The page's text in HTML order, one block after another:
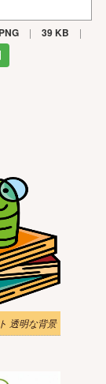
PNG | 39 KB |
透明な背景